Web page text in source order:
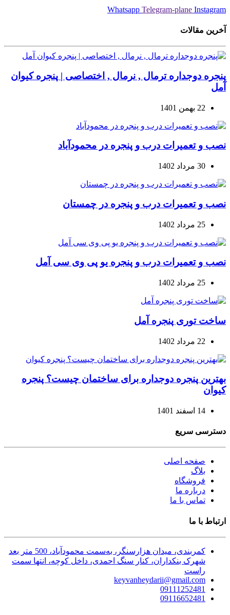
Whatsapp Telegram-plane Instagram
آخرین مقالات
پنجره دوجداره ترمال , نرمال , اختصاصی | پنجره کیوان
آمل
22 بهمن 1401
نصب و تعمیرات درب و پنجره در محمودآباد
30 مرداد 1402
نصب و تعمیرات درب و پنجره در چمستان
25 مرداد 1402
نصب و تعمیرات درب و پنجره یو پی وی سی آمل
25 مرداد 1402
ساخت توری پنجره آمل
22 مرداد 1402
بهترین پنجره دوجداره برای ساختمان چیست؟ پنجره
کیوان
14 اسفند 1401
دسترسی سریع
صفحه اصلی
بلاگ
فروشگاه
درباره ما
تماس با ما
ارتباط با ما
کمربندی، میدان هزارسنگر، به‌سمت محمودآباد، 500 متر بعد
شهرک بنکداران، کنار سنگ احمدی، داخل کوچه، انتها سمت
راست
keyvanheydarii@gmail.com
09111252481
09116652481